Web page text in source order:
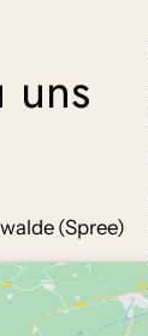
(Spree)